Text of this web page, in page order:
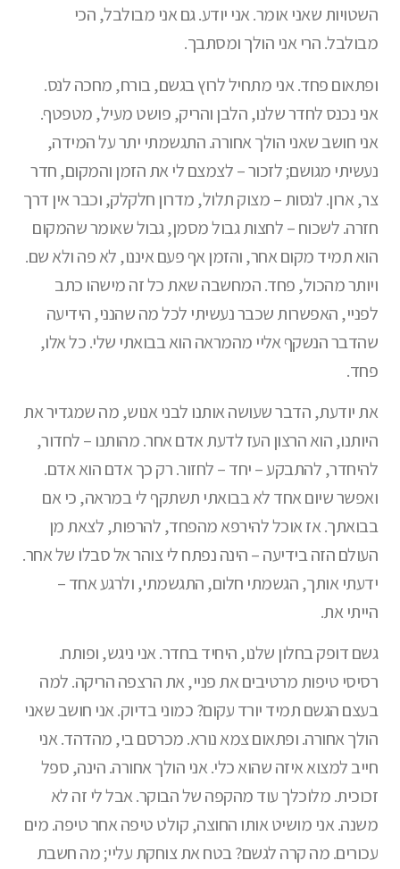
השטויות שאני אומר. אני יודע. גם אני מבולבל, הכי
מבולבל. הרי אני הולך ומסתבך.
ופתאום פחד. אני מתחיל לרוץ בגשם, בורח, מחכה לנס.
אני נכנס לחדר שלנו, הלבן והריק, פושט מעיל, מטפטף.
אני חושב שאני הולך אחורה. התגשמתי יתר על המידה,
נעשיתי מגושם; לזכור – לצמצם לי את הזמן והמקום, חדר
צר, ארון. לנסות – מצוק תלול, מדרון חלקלק, וכבר אין דרך
חזרה. לשכוח – לחצות גבול מסמן, גבול שאומר שהמקום
הוא תמיד מקום אחר, והזמן אף פעם איננו, לא פה ולא שם.
ויותר מהכול, פחד. המחשבה שאת כל זה מישהו כתב
לפניי, האפשרות שכבר נעשיתי לכל מה שהנני, הידיעה
שהדבר הנשקף אליי מהמראה הוא בבואתי שלי. כל אלו,
פחד.
את יודעת, הדבר שעושה אותנו לבני אנוש, מה שמגדיר את
היותנו, הוא הרצון העז לדעת אדם אחר. מהותנו – לחדור,
להיחדר, להתבקע – יחד – לחזור. רק כך אדם הוא אדם.
ואפשר שיום אחד לא בבואתי תשתקף לי במראה, כי אם
בבואתך. אז אוכל להירפא מהפחד, להרפות, לצאת מן
העולם הזה בידיעה – הינה נפתח לי צוהר אל סבלו של אחר.
ידעתי אותך, הגשמתי חלום, התגשמתי, ולרגע אחד –
הייתי את.
גשם דופק בחלון שלנו, היחיד בחדר. אני ניגש, ופותח.
רסיסי טיפות מרטיבים את פניי, את הרצפה הריקה. למה
בעצם הגשם תמיד יורד עקום? כמוני בדיוק. אני חושב שאני
הולך אחורה. ופתאום צמא נורא. מכרסם בי, מהדהד. אני
חייב למצוא איזה שהוא כלי. אני הולך אחורה. הינה, ספל
זכוכית. מלוכלך עוד מהקפה של הבוקר. אבל לי זה לא
משנה. אני מושיט אותו החוצה, קולט טיפה אחר טיפה. מים
עכורים. מה קרה לגשם? בטח את צוחקת עליי; מה חשבת